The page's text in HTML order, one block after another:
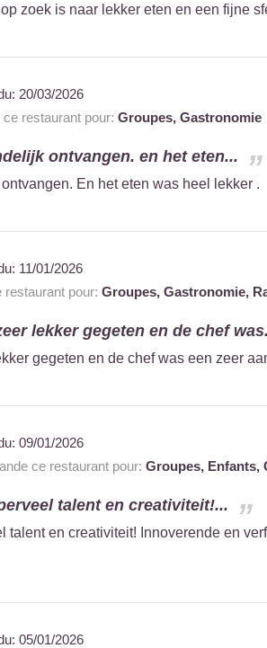
zoek is naar lekker eten en een fijne
20/03/2026
restaurant pour: Groupes, Gastronomie
ontvangen. en het eten...
En het eten was heel lekker .
11/01/2026
pour: Groupes, Gastronomie,
lekker gegeten en de chef
gegeten en de chef was een zeer
09/01/2026
ce restaurant pour: Groupes, Enfants,
talent en creativiteit!...
talent en creativiteit! Innoverende en
05/01/2026